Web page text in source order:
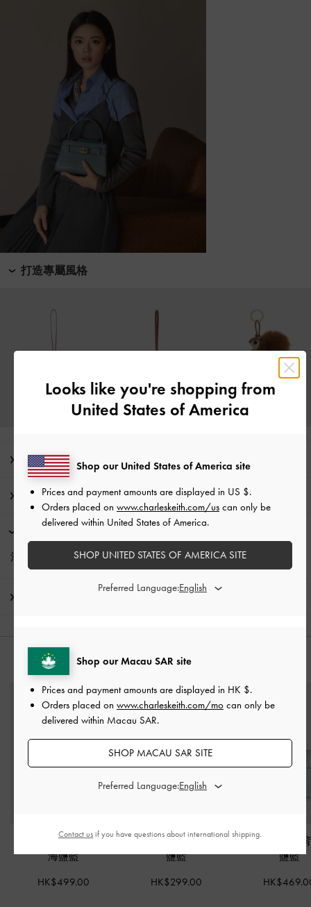
打造專屬風格
編輯真心話
商品資訊 & 保養指南
消費滿HK$350即享 免費標準運送
猜你喜歡
Hazel 蝴蝶結長型包-
海鹽藍
HK$499.00
Bosie 迷你風琴包-海
鹽藍
HK$299.00
Arya 皮穿鏈斜
鹽藍
Looks like you're shopping from
United States of America
Shop our Macau SAR site
Prices and payment amounts are displayed in HK $.
Orders placed on www.charleskeith.com/mo can only be
delivered within Macau SAR.
SHOP MACAU SAR SITE
Preferred Language:
Shop our United States of America site
Prices and payment amounts are displayed in US $.
Orders placed on www.charleskeith.com/us can only be
delivered within United States of America.
SHOP UNITED STATES OF AMERICA SITE
Preferred Language:
Contact us if you have questions about international shipping.